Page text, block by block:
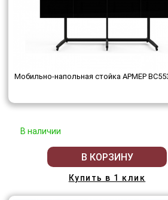
Мобильно-напольная стойка АРМЕР
В наличии
В КОРЗИНУ
Купить в 1 клик